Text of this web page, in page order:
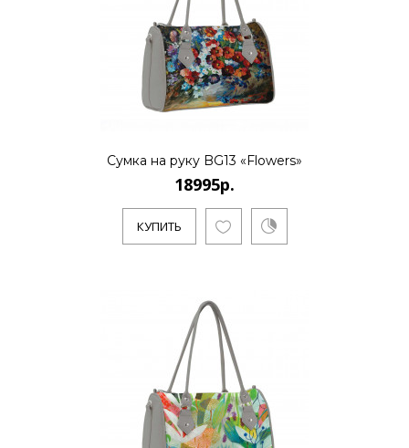
Сумка на руку BG13 «Flowers»
18995р.
КУПИТЬ